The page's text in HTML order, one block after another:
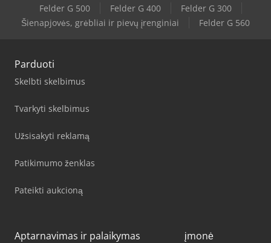
Felder G 500
Felder G 400
Felder G 300
Šienapjovės, grėbliai ir pievų įrenginiai
Felder G 560
Parduoti
Skelbti skelbimus
Tvarkyti skelbimus
Užsisakyti reklamą
Patikimumo ženklas
Pateikti aukcioną
Aptarnavimas ir palaikymas įmonė